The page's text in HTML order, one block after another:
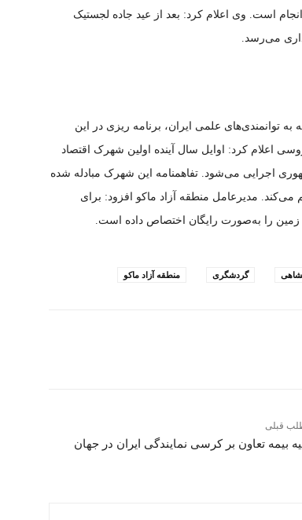
است. وی اعلام کرد: بعد از عید جاده لجستیک
می‌رسد.
به توانمندی‌های علمی ایران، برنامه ریزی در این
اعلام کرد: اوایل سال آینده اولین شهرک اقتصاد
اجرایی می‌شود. تفاهمنامه این شهرک مبادله شده
می‌کند. مدیرعامل منطقه آزاد ماکو افزود: برای
گردشگری منطقه آزاد ماکو
قبلی
بیمه تعاون بر کرسی نمایندگی ایران در جهان